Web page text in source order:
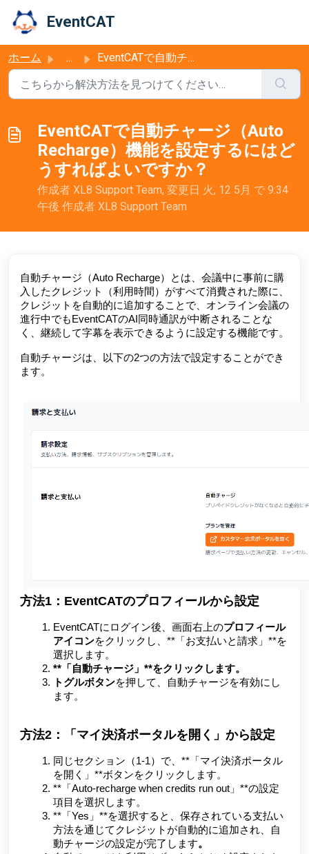
EventCAT
ホーム ... EventCATで自動チャージ（Auto Recharge）機能を設定するにはどうすればよいですか？
EventCATで自動チャージ（Auto
Recharge）機能を設定するにはど
うすればよいですか？
作成者 XL8 Support Team, 変更日 火, 12 5月 で 9:34
午後 作成者 XL8 Support Team
自動チャージ（Auto Recharge）とは、会議中に事前に購
入したクレジット（利用時間）がすべて消費された際に、
クレジットを自動的に追加することで、オンライン会議の
進行中でもEventCATのAI同時通訳が中断されることな
く、継続して字幕を表示できるように設定する機能です。
自動チャージは、以下の2つの方法で設定することができ
ます。
方法1：EventCATのプロフィールから設定
EventCATにログイン後、画面右上のプロフィール
アイコンをクリックし、**「お支払いと請求」**を
選択します。
**「自動チャージ」**をクリックします。
トグルボタンを押して、自動チャージを有効にし
ます。
方法2：「マイ決済ポータルを開く」から設定
同じセクション（1-1）で、**「マイ決済ポータル
を開く」**ボタンをクリックします。
**「Auto-recharge when credits run out」**の設定
項目を選択します。
**「Yes」**を選択すると、保存されている支払い
方法を通じてクレジットが自動的に追加され、自
動チャージの設定が完了します。